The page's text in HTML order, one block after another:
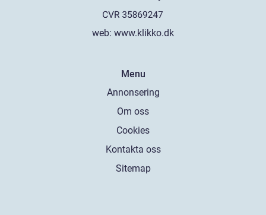
web: www.klikko.dk
Menu
Annonsering
Om oss
Cookies
Kontakta oss
Sitemap